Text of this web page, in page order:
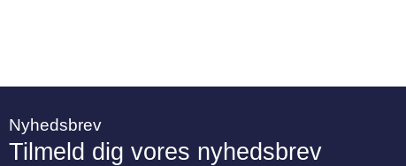
Nyhedsbrev
Tilmeld dig vores nyhedsbrev